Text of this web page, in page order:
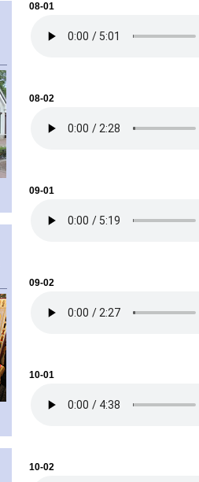
08-01
08-02
09-01
09-02
10-01
10-02